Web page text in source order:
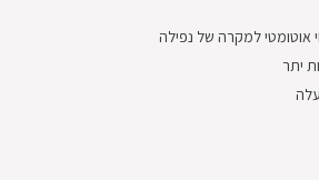
אוטומטי למקרה של נפילה
יתר